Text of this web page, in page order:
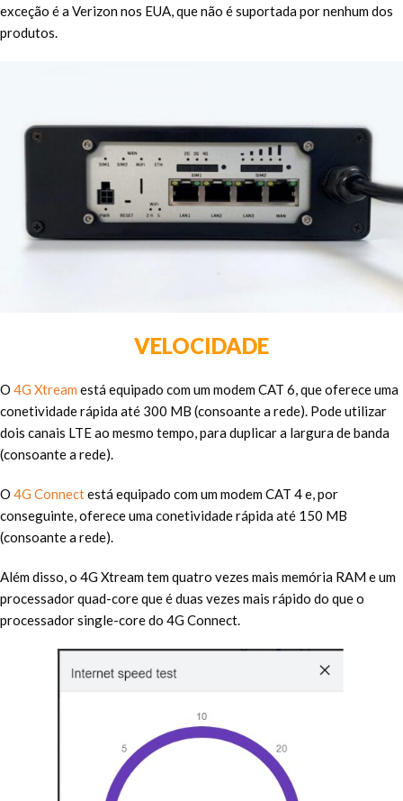
exceção é a Verizon nos EUA, que não é suportada por nenhum dos
produtos.
VELOCIDADE
O 4G Xtream está equipado com um modem CAT 6, que oferece uma
conetividade rápida até 300 MB (consoante a rede). Pode utilizar
dois canais LTE ao mesmo tempo, para duplicar a largura de banda
(consoante a rede).
O 4G Connectestá equipado com um modem CAT 4 e, por
conseguinte, oferece uma conetividade rápida até 150 MB
(consoante a rede).
Além disso, o 4G Xtream tem quatro vezes mais memória RAM e um
processador quad-core que é duas vezes mais rápido do que o
processador single-core do 4G Connect.